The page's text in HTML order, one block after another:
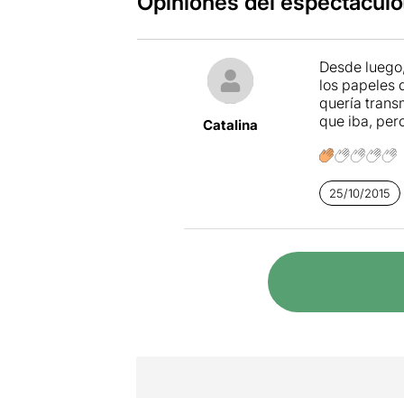
Catalina
Desde
los papeles
quería
que iba,
25/10/2015